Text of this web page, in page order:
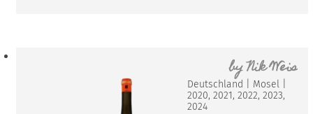
byNik Weis
Deutschland Mosel|
2020, 2021, 2022, 2023,
2024